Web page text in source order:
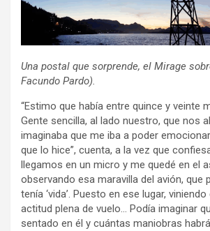
Una postal que sorprende, el Mirage
Facundo Pardo).
“Estimo que había entre quince y veinte
Gente sencilla, al lado nuestro, que nos
imaginaba que me iba a poder
que lo hice”, cuenta, a la vez que
llegamos en un micro y me quedé en el
observando esa maravilla del avión, que
tenía ‘vida’. Puesto en ese lugar,
actitud plena de vuelo… Podía imaginar
sentado en él y cuántas maniobras